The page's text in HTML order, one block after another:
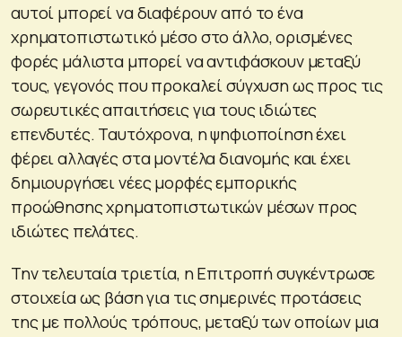
αυτοί μπορεί να διαφέρουν από το ένα
χρηματοπιστωτικό μέσο στο άλλο, ορισμένες
φορές μάλιστα μπορεί να αντιφάσκουν μεταξύ
τους, γεγονός που προκαλεί σύγχυση ως προς τις
σωρευτικές απαιτήσεις για τους ιδιώτες
επενδυτές. Ταυτόχρονα, η ψηφιοποίηση έχει
φέρει αλλαγές στα μοντέλα διανομής και έχει
δημιουργήσει νέες μορφές εμπορικής
προώθησης χρηματοπιστωτικών μέσων προς
ιδιώτες πελάτες.
Την τελευταία τριετία, η Επιτροπή συγκέντρωσε
στοιχεία ως βάση για τις σημερινές προτάσεις
της με πολλούς τρόπους, μεταξύ των οποίων μια